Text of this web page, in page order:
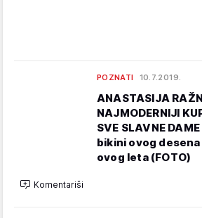
POZNATI 10.7.2019.
ANASTASIJA
NAJMODERNIJI
SVE SLAVNE
bikini ovog
ovog leta (FOTO)
Komentariši